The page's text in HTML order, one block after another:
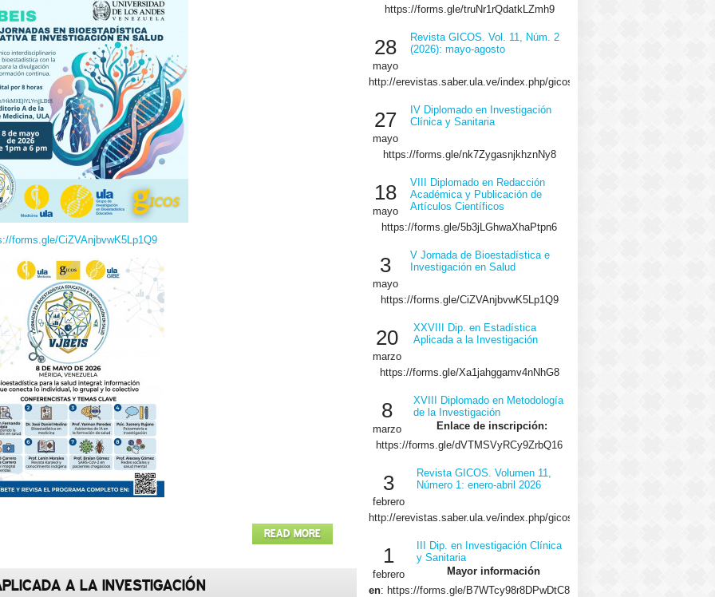
https://forms.gle/truNr1rQdatkLZmh9
28
mayo
Revista GICOS. Vol. 11, Núm. 2
(2026): mayo-agosto
http://erevistas.saber.ula.ve/index.php/gicos/issue/view/2064/showToc
27
mayo
IV Diplomado en Investigación
Clínica y Sanitaria
https://forms.gle/nk7ZygasnjkhznNy8
18
mayo
VIII Diplomado en Redacción
Académica y Publicación de
Artículos Científicos
https://forms.gle/5b3jLGhwaXhaPtpn6
3
mayo
V Jornada de Bioestadística e
Investigación en Salud
https://forms.gle/CiZVAnjbvwK5Lp1Q9
20
marzo
XXVIII Dip. en Estadística
Aplicada a la Investigación
https://forms.gle/Xa1jahggamv4nNhG8
8
marzo
XVIII Diplomado en Metodología
de la Investigación
Enlace de inscripción:
https://forms.gle/dVTMSVyRCy9ZrbQ16
3
febrero
Revista GICOS. Volumen 11,
Número 1: enero-abril 2026
http://erevistas.saber.ula.ve/index.php/gicos/issue/view/2029/showToc
1
febrero
III Dip. en Investigación Clínica
y Sanitaria
Mayor información
en: https://forms.gle/B7WTcy98r8DPwDtC8
forms.gle/CiZVAnjbvwK5Lp1Q9
READ MORE
A LA INVESTIGACIÓN